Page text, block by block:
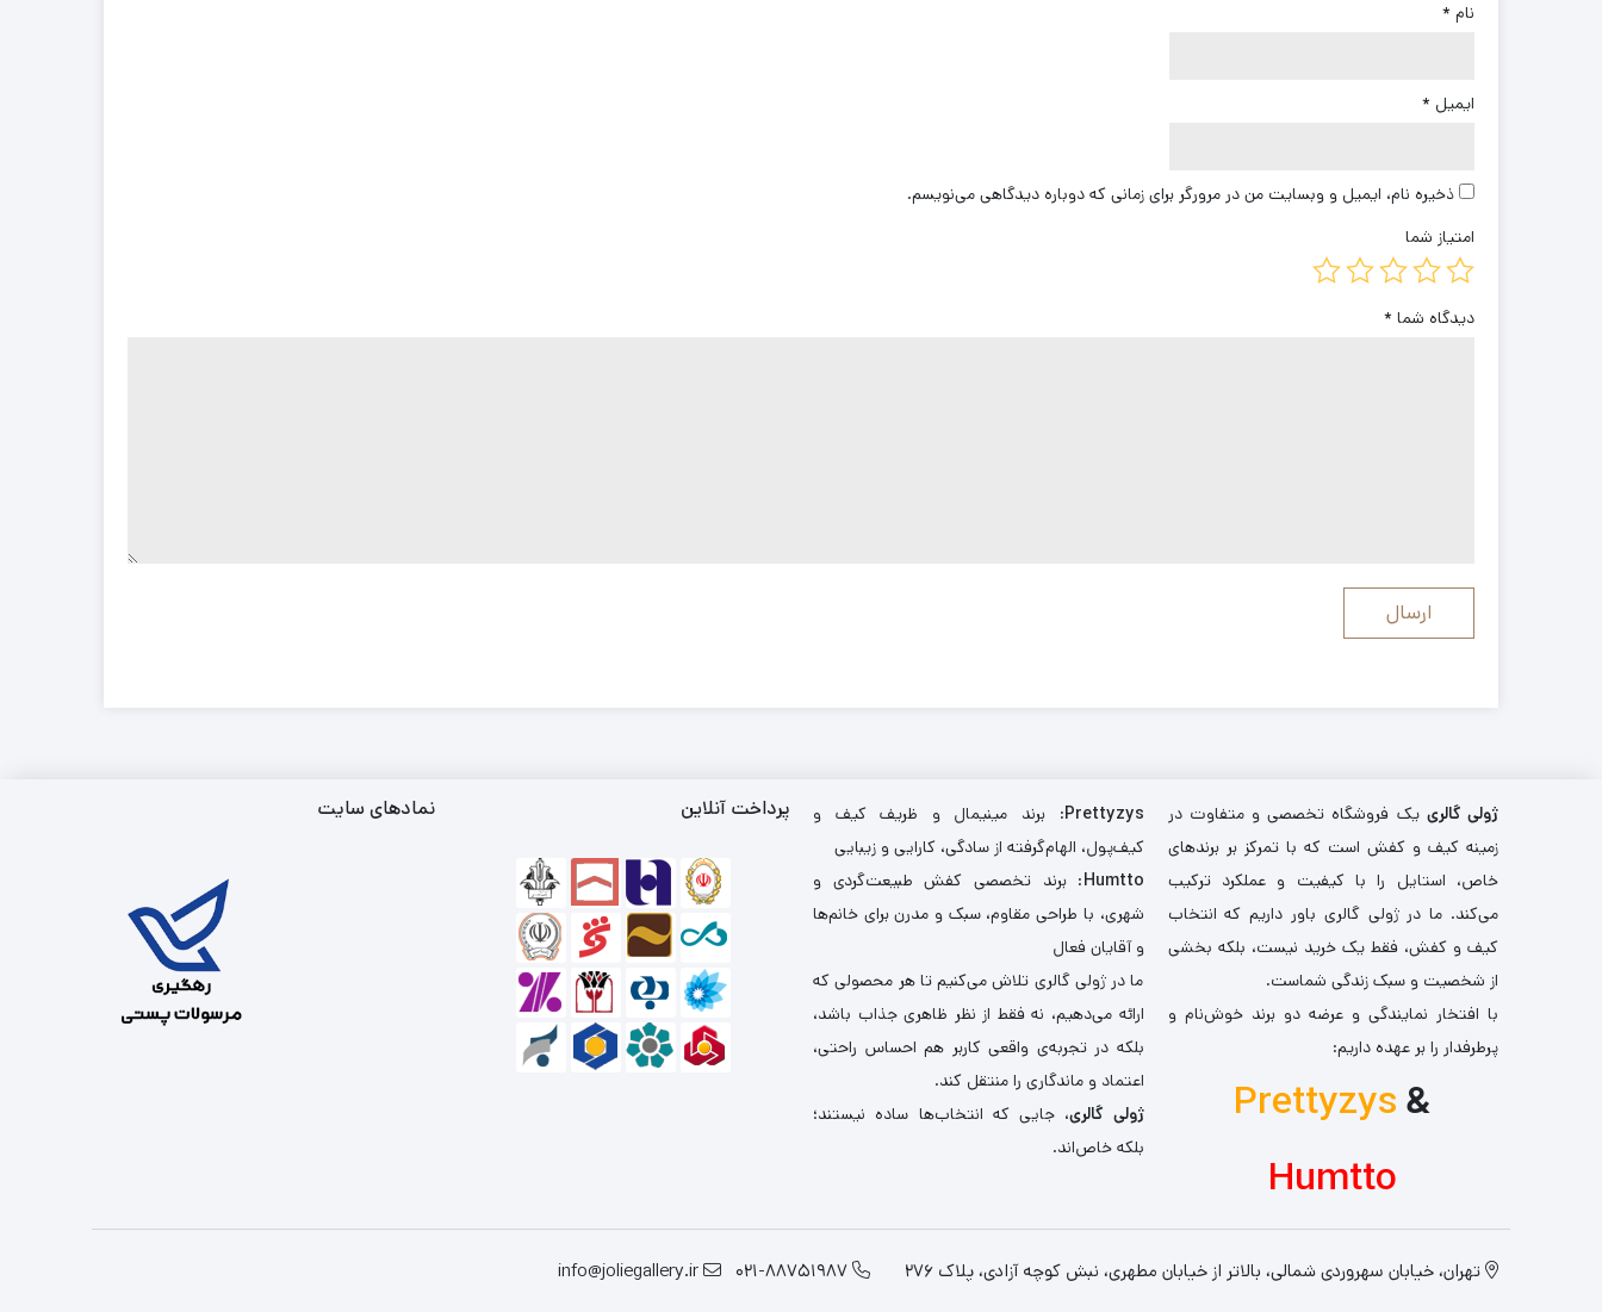
نام *
ایمیل *
ذخیره نام، ایمیل و وبسایت من در مرورگر برای زمانی که دوباره دیدگاهی می‌نویسم.
امتیاز شما
دیدگاه شما *
ژولی گالری یک فروشگاه تخصصی و متفاوت در
زمینه کیف و کفش است که با تمرکز بر برندهای
خاص، استایل را با کیفیت و عملکرد ترکیب
می‌کند. ما در ژولی گالری باور داریم که انتخاب
کیف و کفش، فقط یک خرید نیست، بلکه بخشی
از شخصیت و سبک زندگی شماست.
با افتخار نمایندگی و عرضه دو برند خوش‌نام و
پرطرفدار را بر عهده داریم:
Prettyzys&
Humtto
Prettyzys: برند مینیمال و ظریف کیف و
کیف‌پول، الهام‌گرفته از سادگی، کارایی و زیبایی
Humtto: برند تخصصی کفش طبیعت‌گردی و
شهری، با طراحی مقاوم، سبک و مدرن برای خانم‌ها
و آقایان فعال
ما در ژولی گالری تلاش می‌کنیم تا هر محصولی که
ارائه می‌دهیم، نه فقط از نظر ظاهری جذاب باشد،
بلکه در تجربه‌ی واقعی کاربر هم احساس راحتی،
اعتماد و ماندگاری را منتقل کند.
ژولی گالری، جایی که انتخاب‌ها ساده نیستند؛
بلکه خاص‌اند.
پرداخت آنلاین نمادهای سایت
تهران، خیابان سهروردی شمالی، بالاتر از خیابان مطهری، نبش کوچه آزادی، پلاک 276 021-88751987
info@joliegallery.ir